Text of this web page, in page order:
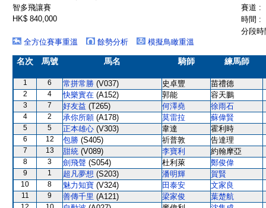
智多飛讓賽
賽道 :
HK$ 840,000
時間 :
分段
全方位賽事重溫
餘勢分析 模擬鳥瞰重溫
名次 馬號 馬名 騎師 練馬師
1 6 常拼常勝 (V037) 史卓豐 苗禮德
2 4 快樂實在 (A152) 郭能 容天鵬
3 7 好友益 (T265) 何澤堯 徐雨石
4 2 承你所願 (A178) 莫雷拉 蘇偉賢
5 5 正本雄心 (V303) 韋達 霍利時
6 12 包勝 (S405) 祈普敦 告達理
7 13 甜統 (V089) 李寶利 約翰摩亞
8 3 劍飛聲 (S054) 杜利萊 鄭俊偉
9 1 超凡夢想 (S203) 潘明輝 賀賢
10 8 魅力知寶 (V324) 田泰安 文家良
11 9 善傳千里 (A121) 梁家俊 葉楚航